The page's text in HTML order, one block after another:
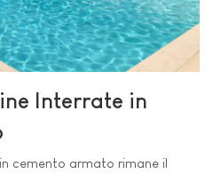
Interrate in
cemento armato rimane il